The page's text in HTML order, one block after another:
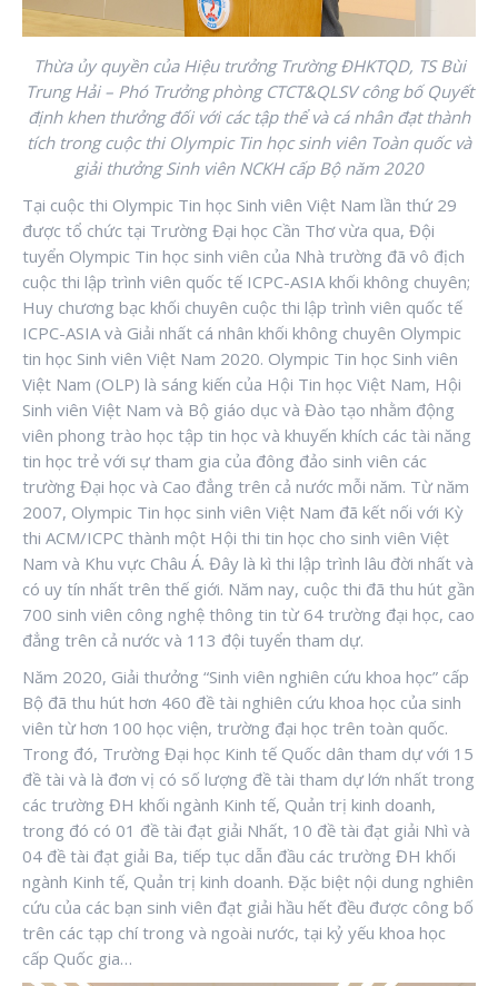
Thừa ủy quyền của Hiệu trưởng Trường ĐHKTQD, TS Bùi
Trung Hải – Phó Trưởng phòng CTCT&QLSV công bố Quyết
định khen thưởng đối với các tập thể và cá nhân đạt thành
tích trong cuộc thi Olympic Tin học sinh viên Toàn quốc và
giải thưởng Sinh viên NCKH cấp Bộ năm 2020
Tại cuộc thi Olympic Tin học Sinh viên Việt Nam lần thứ 29
được tổ chức tại Trường Đại học Cần Thơ vừa qua, Đội
tuyển Olympic Tin học sinh viên của Nhà trường đã vô địch
cuộc thi lập trình viên quốc tế ICPC-ASIA khối không chuyên;
Huy chương bạc khối chuyên cuộc thi lập trình viên quốc tế
ICPC-ASIA và Giải nhất cá nhân khối không chuyên Olympic
tin học Sinh viên Việt Nam 2020. Olympic Tin học Sinh viên
Việt Nam (OLP) là sáng kiến của Hội Tin học Việt Nam, Hội
Sinh viên Việt Nam và Bộ giáo dục và Đào tạo nhằm động
viên phong trào học tập tin học và khuyến khích các tài năng
tin học trẻ với sự tham gia của đông đảo sinh viên các
trường Đại học và Cao đẳng trên cả nước mỗi năm. Từ năm
2007, Olympic Tin học sinh viên Việt Nam đã kết nối với Kỳ
thi ACM/ICPC thành một Hội thi tin học cho sinh viên Việt
Nam và Khu vực Châu Á. Đây là kì thi lập trình lâu đời nhất và
có uy tín nhất trên thế giới. Năm nay, cuộc thi đã thu hút gần
700 sinh viên công nghệ thông tin từ 64 trường đại học, cao
đẳng trên cả nước và 113 đội tuyển tham dự.
Năm 2020, Giải thưởng “Sinh viên nghiên cứu khoa học” cấp
Bộ đã thu hút hơn 460 đề tài nghiên cứu khoa học của sinh
viên từ hơn 100 học viện, trường đại học trên toàn quốc.
Trong đó, Trường Đại học Kinh tế Quốc dân tham dự với 15
đề tài và là đơn vị có số lượng đề tài tham dự lớn nhất trong
các trường ĐH khối ngành Kinh tế, Quản trị kinh doanh,
trong đó có 01 đề tài đạt giải Nhất, 10 đề tài đạt giải Nhì và
04 đề tài đạt giải Ba, tiếp tục dẫn đầu các trường ĐH khối
ngành Kinh tế, Quản trị kinh doanh. Đặc biệt nội dung nghiên
cứu của các bạn sinh viên đạt giải hầu hết đều được công bố
trên các tạp chí trong và ngoài nước, tại kỷ yếu khoa học
cấp Quốc gia…